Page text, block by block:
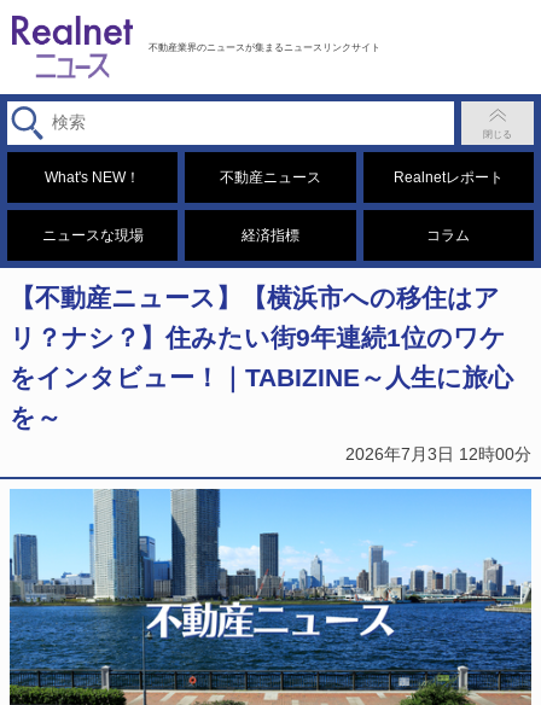
不動産業界のニュースが集まるニュースリンクサイト
What's NEW！ 不動産ニュース Realnetレポート
ニュースな現場 経済指標 コラム
【不動産ニュース】【横浜市への移住はア
リ？ナシ？】住みたい街9年連続1位のワケ
をインタビュー！｜TABIZINE～人生に旅心
を～
2026年7月3日 12時00分